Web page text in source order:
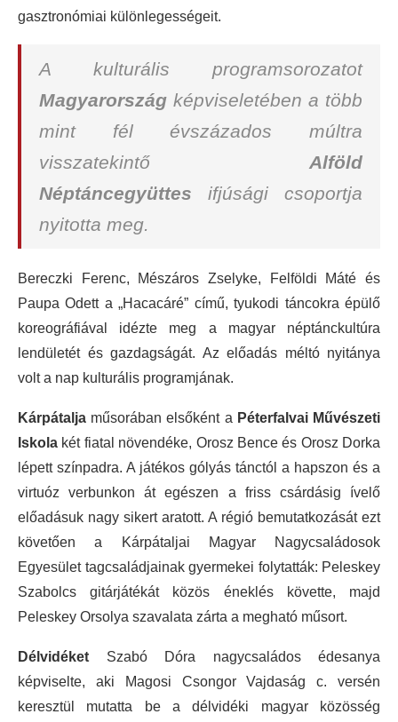
gasztronómiai különlegességeit.
A kulturális programsorozatot
Magyarország képviseletében a több
mint fél évszázados múltra
visszatekintő Alföld
Néptáncegyüttes ifjúsági csoportja
nyitotta meg.
Bereczki Ferenc, Mészáros Zselyke, Felföldi Máté és
Paupa Odett a „Hacacáré” című, tyukodi táncokra épülő
koreográfiával idézte meg a magyar néptánckultúra
lendületét és gazdagságát. Az előadás méltó nyitánya
volt a nap kulturális programjának.
Kárpátalja műsorában elsőként a Péterfalvai Művészeti
Iskola két fiatal növendéke, Orosz Bence és Orosz Dorka
lépett színpadra. A játékos gólyás tánctól a hapszon és a
virtuóz verbunkon át egészen a friss csárdásig ívelő
előadásuk nagy sikert aratott. A régió bemutatkozását ezt
követően a Kárpátaljai Magyar Nagycsaládosok
Egyesület tagcsaládjainak gyermekei folytatták: Peleskey
Szabolcs gitárjátékát közös éneklés követte, majd
Peleskey Orsolya szavalata zárta a megható műsort.
Délvidéket Szabó Dóra nagycsaládos édesanya
képviselte, aki Magosi Csongor Vajdaság c. versén
keresztül mutatta be a délvidéki magyar közösség